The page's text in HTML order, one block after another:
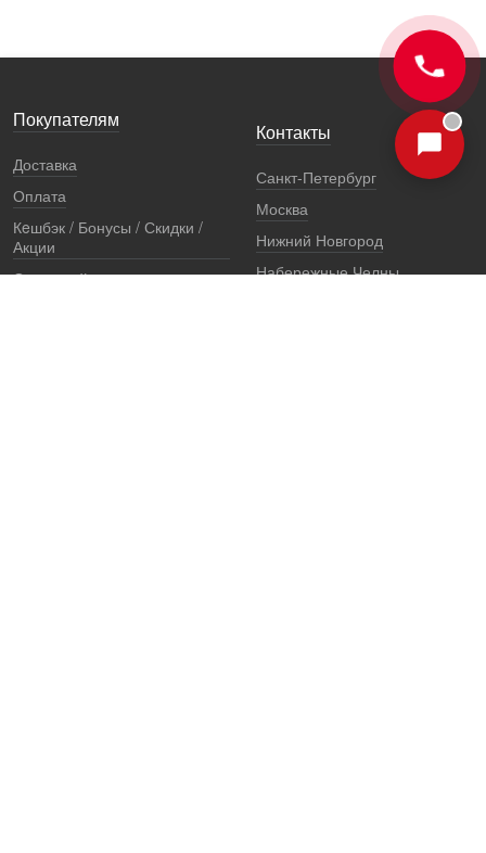
Покупателям
Доставка
Оплата
Кeшбэк / Бонусы / Скидки /
Акции
Остерегайтесь подделок
Контакты
Санкт-Петербург
Москва
Нижний Новгород
Набережные Челны